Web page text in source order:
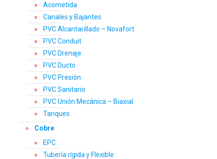
Acometida
Canales y Bajantes
PVC Alcantarillado – Novafort
PVC Conduit
PVC Drenaje
PVC Ducto
PVC Presión
PVC Sanitario
PVC Unión Mecánica – Biaxial
Tanques
Cobre
EPC
Tubería rígida y Flexible